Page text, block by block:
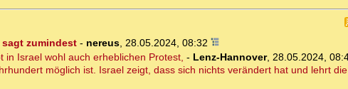
zumindest- nereus, 28.05.2024, 08:32
in Israel wohl auch erheblichen Protest, - Lenz-Hannover, 28.05.2024,
möglich ist. Israel zeigt, dass sich nichts verändert hat und lehrt